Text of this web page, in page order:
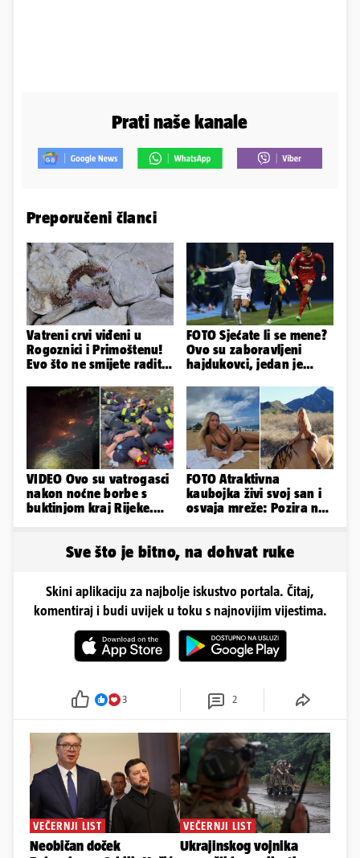
Prati naše kanale
Preporučeni članci
Vatreni crvi viđeni u
Rogoznici i Primoštenu!
Evo što ne smijete raditi
FOTO Sjećate li se mene?
Ovo su zaboravljeni
hajdukovci, jedan je
VIDEO Ovo su vatrogasci
nakon noćne borbe s
buktinjom kraj Rijeke.
FOTO Atraktivna
kaubojka živi svoj san i
osvaja mreže: Pozira na
Sve što je bitno, na dohvat ruke
Skini aplikaciju za najbolje iskustvo portala. Čitaj,
komentiraj i budi uvijek u toku s najnovijim vijestima.
3 2